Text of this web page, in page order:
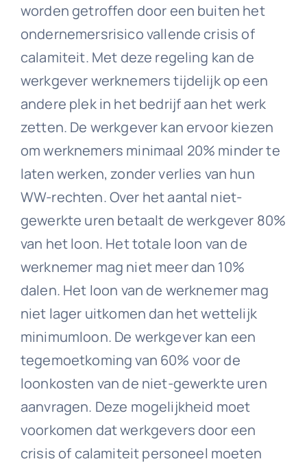
worden getroffen door een buiten het
ondernemersrisico vallende crisis of
calamiteit. Met deze regeling kan de
werkgever werknemers tijdelijk op een
andere plek in het bedrijf aan het werk
zetten. De werkgever kan ervoor kiezen
om werknemers minimaal 20% minder te
laten werken, zonder verlies van hun
WW-rechten. Over het aantal niet-
gewerkte uren betaalt de werkgever 80%
van het loon. Het totale loon van de
werknemer mag niet meer dan 10%
dalen. Het loon van de werknemer mag
niet lager uitkomen dan het wettelijk
minimumloon. De werkgever kan een
tegemoetkoming van 60% voor de
loonkosten van de niet-gewerkte uren
aanvragen. Deze mogelijkheid moet
voorkomen dat werkgevers door een
crisis of calamiteit personeel moeten